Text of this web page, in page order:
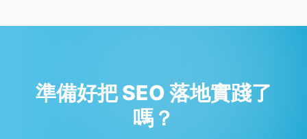
準備好把 SEO 落地實踐了
嗎？